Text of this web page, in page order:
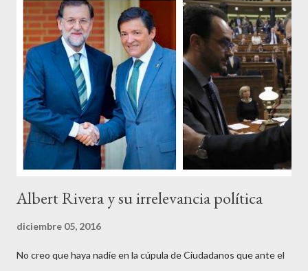
de ciudadanos, la mayoría de los cuales no han pagado jamás un
impuesto, sea por vocación o simplemente por no haber tenido
un trabajo en su vida, decidieron salir a la calle revestidos de la
sagrada túnica de la “indignación ciudadana” y con su actitud
crear una paradoja, se autodenominaban “movimiento 15M” y lo
que hicieron fue apoderarse de una plaza pública y allí sentaron
sus reales, bueno sus reales no,...
Albert Rivera y su irrelevancia política
diciembre 05, 2016
No creo que haya nadie en la cúpula de Ciudadanos que ante el